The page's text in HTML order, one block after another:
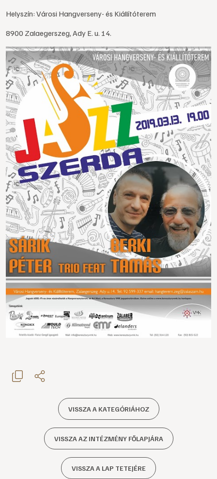
Helyszín: Városi Hangverseny- és Kiállítóterem
8900 Zalaegerszeg, Ady E. u. 14.
VISSZA A KATEGÓRIÁHOZ
VISSZA AZ INTÉZMÉNY FŐLAPJÁRA
VISSZA A LAP TETEJÉRE